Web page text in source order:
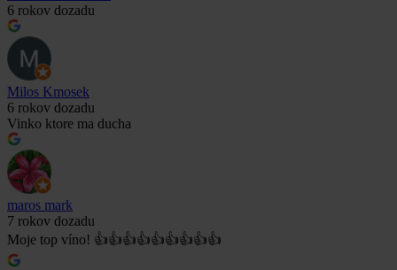
6 rokov dozadu
Milos Kmosek
6 rokov dozadu
Vinko ktore ma ducha
maros mark
7 rokov dozadu
Moje top víno! 👍👍👍👍👍👍👍👍👍